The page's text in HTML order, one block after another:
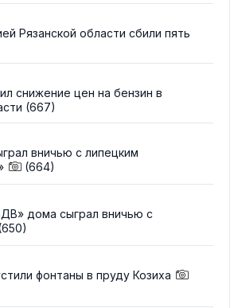
Рязанской области сбили пять
снижение цен на бензин в
(667)
вничью с липецким
(664)
дома сыграл вничью с
фонтаны в пруду Козиха